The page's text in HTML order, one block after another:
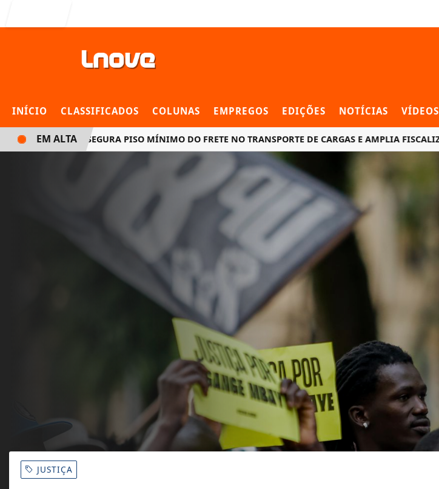
INÍCIO CLASSIFICADOS COLUNAS EMPREGOS EDIÇÕES NOTÍCIAS VÍDEOS
NOVA LEI ASSEGURA PISO MÍNIMO DO FRETE NO TRANSPORTE DE CARGAS E AMPLIA FISCALIZAÇÃO
EM ALTA
JUSTIÇA